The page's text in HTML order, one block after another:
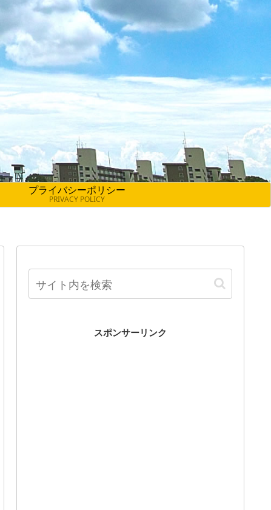
プライバシーポリシー
PRIVACY POLICY
スポンサーリンク